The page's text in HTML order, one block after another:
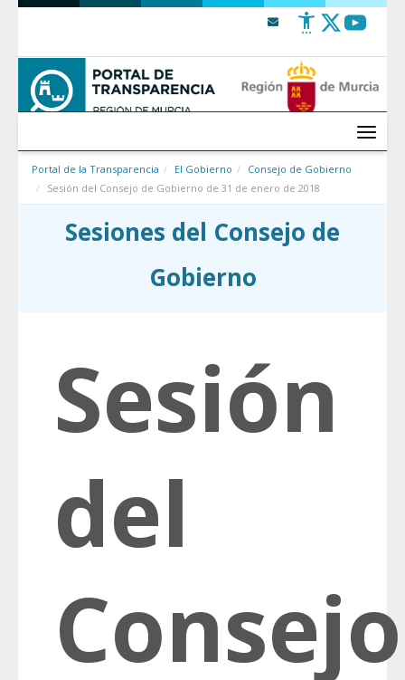
Saltar al contenido
Menú
Portal de la Transparencia El Gobierno
Consejo de Gobierno
Sesión del Consejo de Gobierno de 31 de enero de 2018
Sesiones del Consejo de
Gobierno
Sesión
del
Consejo